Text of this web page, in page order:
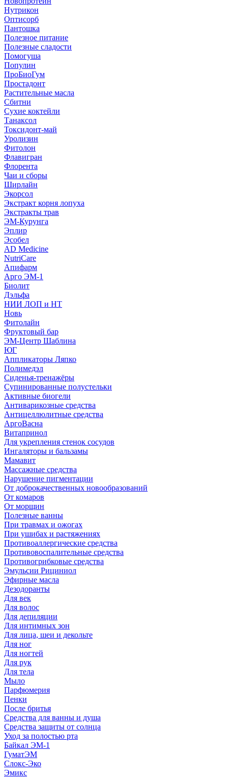
Нутрикон
Оптисорб
Пантошка
Полезное питание
Полезные сладости
Помогуша
Популин
ПроБиоГум
Простадонт
Растительные масла
Сбитни
Сухие коктейли
Танаксол
Токсидонт-май
Уролизин
Фитолон
Флавигран
Флорента
Чаи и сборы
Ширлайн
Экорсол
Экстракт корня лопуха
Экстракты трав
ЭМ-Курунга
Эплир
Эсобел
AD Medicine
NutriCare
Апифарм
Арго ЭМ-1
Биолит
Дэльфа
НИИ ЛОП и НТ
Новь
Фитолайн
Фруктовый бар
ЭМ-Центр Шаблина
ЮГ
Аппликаторы Ляпко
Полимедэл
Сиденья-тренажёры
Супинированные полустельки
Активные биогели
Антиварикозные средства
Антицеллюлитные средства
АргоВасна
Витапринол
Для укрепления стенок сосудов
Ингаляторы и бальзамы
Мамавит
Массажные средства
Нарушение пигментации
От доброкачественных новообразований
От комаров
От морщин
Полезные ванны
При травмах и ожогах
При ушибах и растяжениях
Противоаллергические средства
Противовоспалительные средства
Противогрибковые средства
Эмульсии Рициниол
Эфирные масла
Дезодоранты
Для век
Для волос
Для депиляции
Для интимных зон
Для лица, шеи и декольте
Для ног
Для ногтей
Для рук
Для тела
Мыло
Парфюмерия
Пенки
После бритья
Средства для ванны и душа
Средства защиты от солнца
Уход за полостью рта
Байкал ЭМ-1
ГуматЭМ
Слокс-Эко
Эмикс